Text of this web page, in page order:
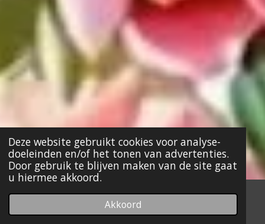
Deze website gebruikt cookies voor analyse-
doeleinden en/of het tonen van advertenties.
Door gebruik te blijven maken van de site gaat
u hiermee akkoord.
Akkoord
Kaart